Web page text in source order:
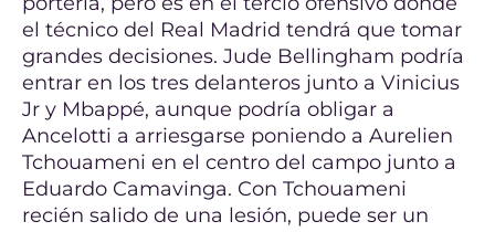
el técnico del Real Madrid tendrá que tomar
grandes decisiones. Jude Bellingham podría
entrar en los tres delanteros junto a Vinicius
Jr y Mbappé, aunque podría obligar a
Ancelotti a arriesgarse poniendo a Aurelien
Tchouameni en el centro del campo junto a
Eduardo Camavinga. Con Tchouameni
recién salido de una lesión, puede ser un